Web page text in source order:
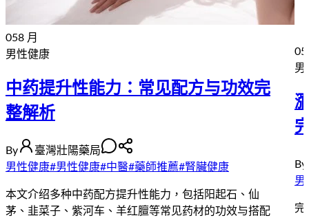
058 月
男性健康
中药提升性能力：常见配方与功效完
整解析
By
臺灣壯陽藥局
男性健康#男性健康#中醫#藥師推薦#腎臟健康
本文介绍多种中药配方提升性能力，包括阳起石、仙
茅、韭菜子、紫河车、羊红膻等常见药材的功效与搭配
05
男
By
男
完